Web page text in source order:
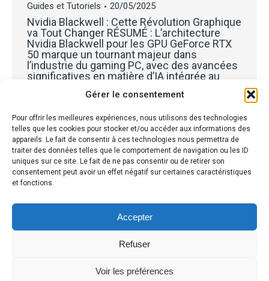
Gérer le consentement
Pour offrir les meilleures expériences, nous utilisons des technologies
telles que les cookies pour stocker et/ou accéder aux informations des
appareils. Le fait de consentir à ces technologies nous permettra de
traiter des données telles que le comportement de navigation ou les ID
uniques sur ce site. Le fait de ne pas consentir ou de retirer son
consentement peut avoir un effet négatif sur certaines caractéristiques
et fonctions.
Accepter
Refuser
Voir les préférences
Guides et Tutoriels 20/05/2025
Nvidia Blackwell : Cette Révolution Graphique
va Tout Changer RÉSUMÉ : L’architecture
Nvidia Blackwell pour les GPU GeForce RTX
50 marque un tournant majeur dans
l’industrie du gaming PC, avec des avancées
significatives en matière d’IA intégrée au
incluent des Neural Shaders
avec Multi-Frame…
Détails